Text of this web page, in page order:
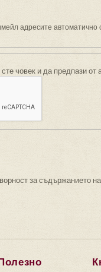
адресите автоматично
човек и да предпази от
за съдържанието